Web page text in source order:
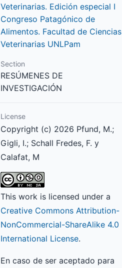
Veterinarias. Edición especial I
Congreso Patagónico de
Alimentos. Facultad de Ciencias
Veterinarias UNLPam
Section
RESÚMENES DE
INVESTIGACIÓN
License
Copyright (c) 2026 Pfund, M.;
Gigli, I.; Schall Fredes, F. y
Calafat, M
This work is licensed under a
Creative Commons Attribution-
NonCommercial-ShareAlike 4.0
International License.
En caso de ser aceptado para